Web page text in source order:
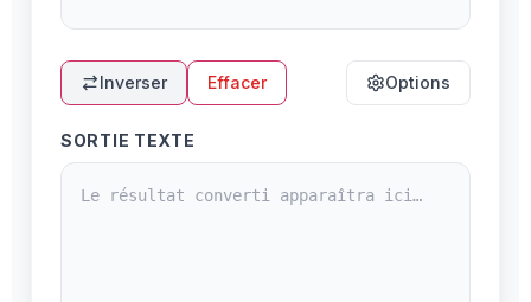
Inverser Effacer Options
SORTIE TEXTE